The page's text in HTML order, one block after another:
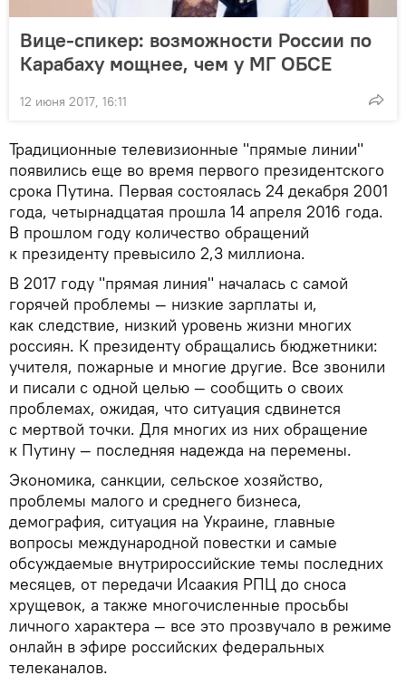
Вице-спикер: возможности России по
Карабаху мощнее, чем у МГ ОБСЕ
12 июня 2017, 16:11
Традиционные телевизионные "прямые линии"
появились еще во время первого президентского
срока Путина. Первая состоялась 24 декабря 2001
года, четырнадцатая прошла 14 апреля 2016 года.
В прошлом году количество обращений
к президенту превысило 2,3 миллиона.
В 2017 году "прямая линия" началась с самой
горячей проблемы — низкие зарплаты и,
как следствие, низкий уровень жизни многих
россиян. К президенту обращались бюджетники:
учителя, пожарные и многие другие. Все звонили
и писали с одной целью — сообщить о своих
проблемах, ожидая, что ситуация сдвинется
с мертвой точки. Для многих из них обращение
к Путину — последняя надежда на перемены.
Экономика, санкции, сельское хозяйство,
проблемы малого и среднего бизнеса,
демография, ситуация на Украине, главные
вопросы международной повестки и самые
обсуждаемые внутрироссийские темы последних
месяцев, от передачи Исаакия РПЦ до сноса
хрущевок, а также многочисленные просьбы
личного характера — все это прозвучало в режиме
онлайн в эфире российских федеральных
телеканалов.